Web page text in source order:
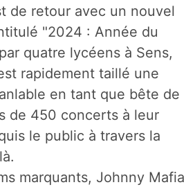
de retour avec un nouvel
"2024 : Année du
quatre lycéens à Sens,
rapidement taillé une
en tant que bête de
de 450 concerts à leur
le public à travers la
marquants, Johnny Mafia